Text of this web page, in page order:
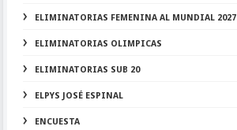
ELIMINATORIAS FEMENINA AL MUNDIAL 2027
ELIMINATORIAS OLIMPICAS
ELIMINATORIAS SUB 20
ELPYS JOSÉ ESPINAL
ENCUESTA